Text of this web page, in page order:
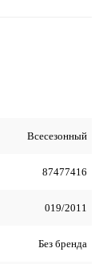
Всесезонный
87477416
019/2011
Без бренда